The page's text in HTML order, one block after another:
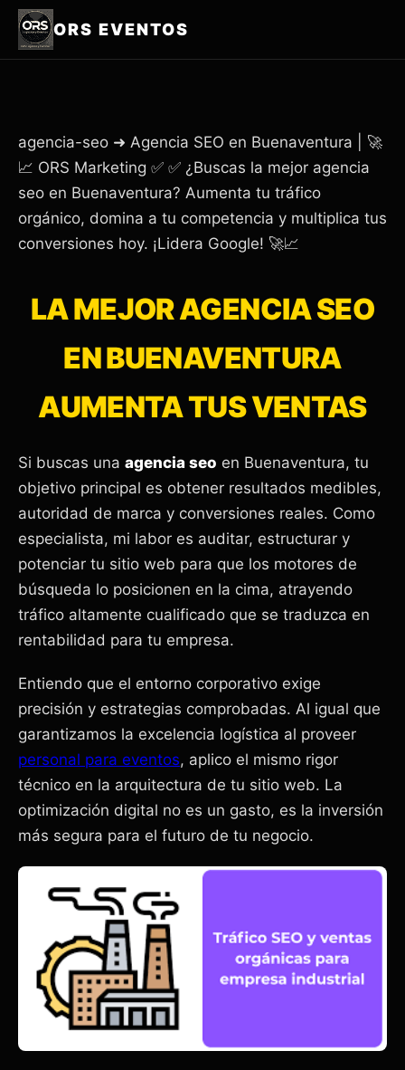
ORS EVENTOS
agencia-seo ➜ Agencia SEO en Buenaventura | 🚀
📈 ORS Marketing ✅ ✅ ¿Buscas la mejor agencia
seo en Buenaventura? Aumenta tu tráfico
orgánico, domina a tu competencia y multiplica tus
conversiones hoy. ¡Lidera Google! 🚀📈
LA MEJOR AGENCIA SEO
EN BUENAVENTURA
AUMENTA TUS VENTAS
Si buscas una agencia seo en Buenaventura, tu
objetivo principal es obtener resultados medibles,
autoridad de marca y conversiones reales. Como
especialista, mi labor es auditar, estructurar y
potenciar tu sitio web para que los motores de
búsqueda lo posicionen en la cima, atrayendo
tráfico altamente cualificado que se traduzca en
rentabilidad para tu empresa.
Entiendo que el entorno corporativo exige
precisión y estrategias comprobadas. Al igual que
garantizamos la excelencia logística al proveer
personal para eventos, aplico el mismo rigor
técnico en la arquitectura de tu sitio web. La
optimización digital no es un gasto, es la inversión
más segura para el futuro de tu negocio.